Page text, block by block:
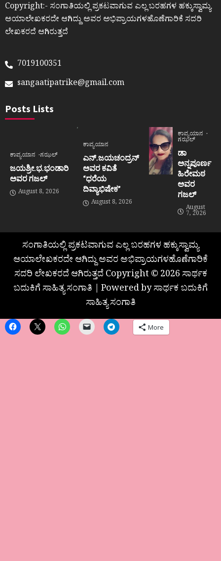
Copyright:- ಸಂಗಾತಿಯಲ್ಲಿ ಪ್ರಕಟವಾಗುವ ಎಲ್ಲ ಬರಹಗಳ ಹಕ್ಕುಸ್ವಾಮ್ಯ
ಆಯಾಲೇಖಕರದೇ ಆಗಿದ್ದು ಅವರ ಅಭಿಪ್ರಾಯಗಳಹೊಣೆಗಾರಿಕೆ ಸದರಿ
ಲೇಖಕರದೆ ಆಗಿರುತ್ತದೆ
7019100351
sangaatipatrike@gmail.com
Posts Lists
ಕಾವ್ಯಯಾನ ಗಝಲ್
ಜಯಶ್ರೀ.ಭ.ಭಂಡಾರಿ
ಅವರ ಗಜಲ್
August 8, 2026
ಕಾವ್ಯಯಾನ
ಎನ್.ಜಯಚಂದ್ರನ್
ಅವರ ಕವಿತೆ
“ಧರೆಯ
ದಿವ್ಯಾಭಿಷೇಕ”
August 8, 2026
ಕಾವ್ಯಯಾನ
ಗಝಲ್
ಡಾ
ಅನ್ನಪೂರ್ಣ
ಹಿರೇಮಠ
ಅವರ
ಗಜಲ್
August
7, 2026
ಸಂಗಾತಿಯಲ್ಲಿ ಪ್ರಕಟವಾಗುವ ಎಲ್ಲ ಬರಹಗಳ ಹಕ್ಕುಸ್ವಾಮ್ಯ
ಆಯಾಲೇಖಕರದೇ ಆಗಿದ್ದು ಅವರ ಅಭಿಪ್ರಾಯಗಳಹೊಣೆಗಾರಿಕೆ
ಸದರಿ ಲೇಖಕರದೆ ಆಗಿರುತ್ತದೆ Copyright © 2026 ಸಾರ್ಥಕ
ಬದುಕಿಗೆ ಸಾಹಿತ್ಯ ಸಂಗಾತಿ | Powered by ಸಾರ್ಥಕ ಬದುಕಿಗೆ
ಸಾಹಿತ್ಯ ಸಂಗಾತಿ
More